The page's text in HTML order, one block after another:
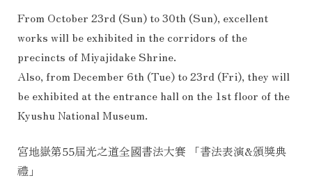
From October 23rd (Sun) to 30th (Sun), excellent
works will be exhibited in the corridors of the
precincts of Miyajidake Shrine.
Also, from December 6th (Tue) to 23rd (Fri), they will
be exhibited at the entrance hall on the 1st floor of the
Kyushu National Museum.
宮地嶽第55屆光之道全國書法大賽 「書法表演&頒獎典
禮」